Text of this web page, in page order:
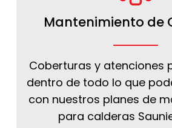
Mantenimiento de
Coberturas y atenciones
dentro de todo lo que
con nuestros planes de
para calderas